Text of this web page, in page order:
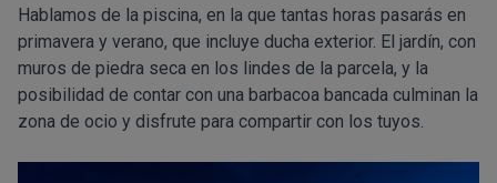
Hablamos de la piscina, en la que tantas horas pasarás en
primavera y verano, que incluye ducha exterior. El jardín, con
muros de piedra seca en los lindes de la parcela, y la
posibilidad de contar con una barbacoa bancada culminan la
zona de ocio y disfrute para compartir con los tuyos.